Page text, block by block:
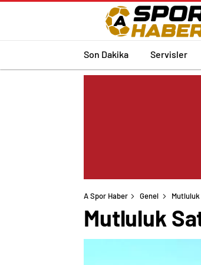
Son Dakika Servisler
A Spor Haber Genel
Mutluluk